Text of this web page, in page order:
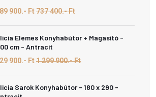
900.- Ft737 400.- Ft
Elemes Konyhabútor + Magasító -
cm - Antracit
900.- Ft1 299 900.- Ft
Sarok Konyhabútor - 180 x 290 -